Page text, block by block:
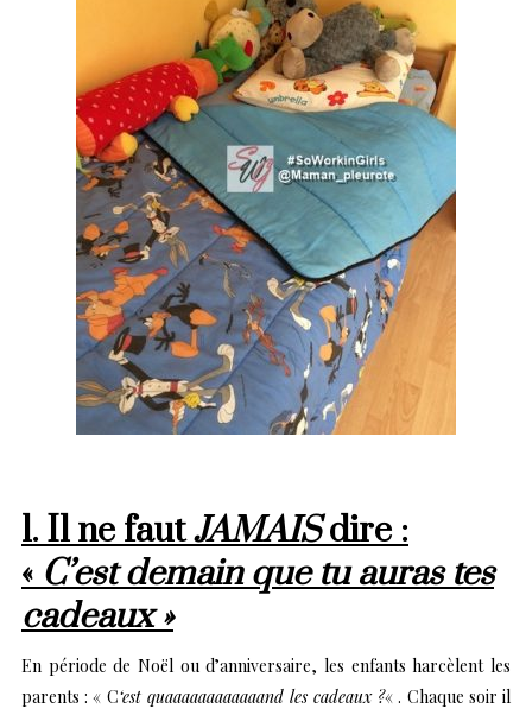
1. Il ne fautJAMAISdire :
« C’est demain que tu auras tes
cadeaux »
En période de Noël ou d’anniversaire, les enfants harcèlent les
parents : « C‘est quaaaaaaaaaaaand les cadeaux ?« . Chaque soir il